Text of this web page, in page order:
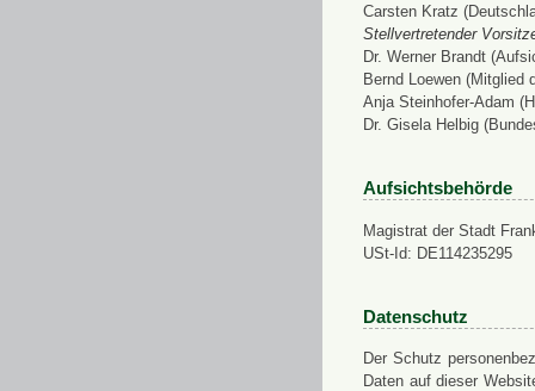
Carsten Kratz
Stellvertretender
Dr. Werner Brandt
Bernd Loewen (Mitglied
Anja Steinhofer-Adam
Dr. Gisela Helbig
Aufsichtsbehörde
Magistrat der Stadt
USt-Id: DE114235295
Datenschutz
Der Schutz
Daten auf dieser